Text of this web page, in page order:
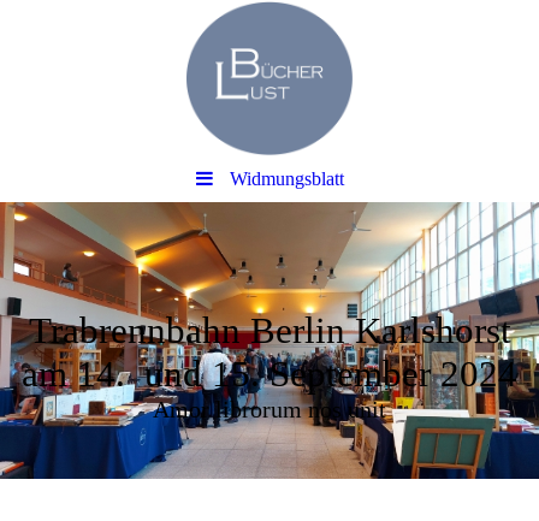
Widmungsblatt
Trabrennbahn Berlin Karlshorst
am 14. und 15. September 2024
Amor librorum nos unit